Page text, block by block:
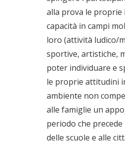
alla prova le proprie
capacità in campi
loro (attività ludico/
sportive, artistiche,
poter individuare e
le proprie attitudini
ambiente non
alle famiglie un
periodo che
delle scuole e alle